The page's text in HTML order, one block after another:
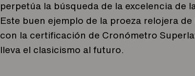
perpetúa la búsqueda de la excelencia de
Este buen ejemplo de la proeza relojera de
con la certificación de Cronómetro
lleva el clasicismo al futuro.